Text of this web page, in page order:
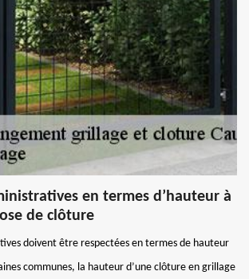
en termes d’hauteur à
de clôture
doivent être respectées en termes de hauteur
communes, la hauteur d’une clôture en grillage